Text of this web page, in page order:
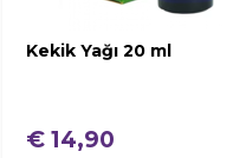
Kekik Yağı 20 ml
€ 14,90